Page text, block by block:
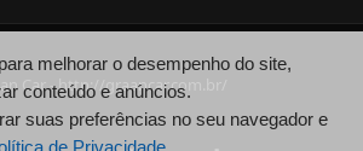
Car - http://graancar.com.br/
melhorar o desempenho do site,
conteúdo e anúncios.
suas preferências no seu navegador e
de Privacidade.